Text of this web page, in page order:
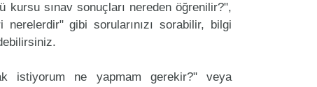
kursu sınav sonuçları nereden öğrenilir?",
gibi sorularınızı sorabilir, bilgi
istiyorum ne yapmam gerekir?" veya